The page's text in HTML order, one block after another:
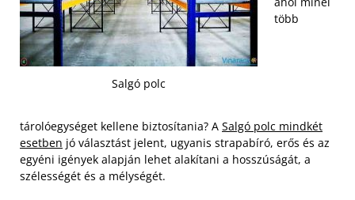
Salgó polc
több
tárolóegységet kellene biztosítania? A Salgó polc mindkét
esetben jó választást jelent, ugyanis strapabíró, erős és az
egyéni igények alapján lehet alakítani a hosszúságát, a
szélességét és a mélységét.